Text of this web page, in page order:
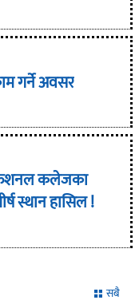
गर्ने अवसर
कलेजका
स्थान हासिल !
सबै